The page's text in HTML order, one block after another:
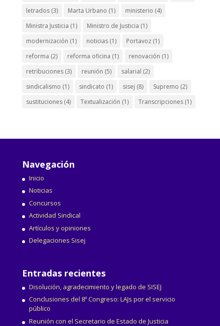
letrados(3) Marta Urbano (1) ministerio (4)
Ministra Justicia (1) Ministro de Justicia (1)
modernización (1) noticias(1) Portavoz(1)
reforma (2) reforma oficina (1) renovación (1)
retribuciones(3) reunión (5) salarial (2)
sindicalismo (1) sindicato (1) sisej (8) Supremo (2)
sustituciones(4) Textualización (1) Transcripciones(1)
Navegación
Inicio
Noticias
Concursos
Actividad Sindical
Artículos y opiniones
Delegaciones Sisej
Entradas recientes
Disolución, agradecimiento y legado de SISEJ
Conclusiones del 8º Congreso: LAJs por el servicio
público
Reunión con el Secretario de Estado de Justicia